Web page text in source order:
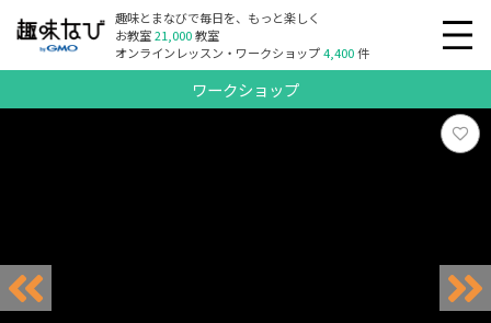
趣味とまなびで毎日を、もっと楽しく
お教室21,000教室
オンラインレッスン・ワークショップ4,400件
ワークショップ